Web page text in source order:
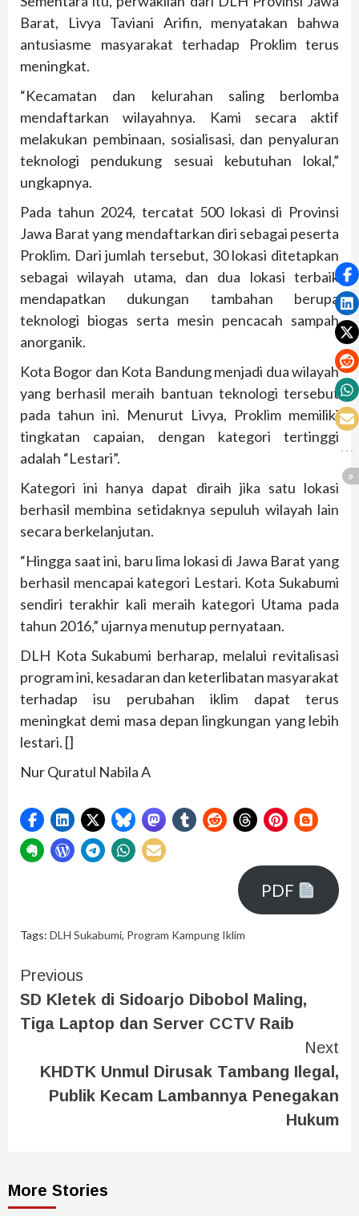
Barat, Livya Taviani Arifin, menyatakan bahwa
antusiasme masyarakat terhadap Proklim terus
meningkat.
“Kecamatan dan kelurahan saling berlomba
mendaftarkan wilayahnya. Kami secara aktif
melakukan pembinaan, sosialisasi, dan penyaluran
teknologi pendukung sesuai kebutuhan lokal,”
ungkapnya.
Pada tahun 2024, tercatat 500 lokasi di Provinsi
Jawa Barat yang mendaftarkan diri sebagai peserta
Proklim. Dari jumlah tersebut, 30 lokasi ditetapkan
sebagai wilayah utama, dan dua lokasi terbaik
mendapatkan dukungan tambahan berupa
teknologi biogas serta mesin pencacah sampah
anorganik.
Kota Bogor dan Kota Bandung menjadi dua wilayah
yang berhasil meraih bantuan teknologi tersebut
pada tahun ini. Menurut Livya, Proklim memiliki
tingkatan capaian, dengan kategori tertinggi
adalah “Lestari”.
Kategori ini hanya dapat diraih jika satu lokasi
berhasil membina setidaknya sepuluh wilayah lain
secara berkelanjutan.
“Hingga saat ini, baru lima lokasi di Jawa Barat yang
berhasil mencapai kategori Lestari. Kota Sukabumi
sendiri terakhir kali meraih kategori Utama pada
tahun 2016,” ujarnya menutup pernyataan.
DLH Kota Sukabumi berharap, melalui revitalisasi
program ini, kesadaran dan keterlibatan masyarakat
terhadap isu perubahan iklim dapat terus
meningkat demi masa depan lingkungan yang lebih
lestari. []
Nur Quratul Nabila A
PDF
Tags: DLH Sukabumi, Program Kampung Iklim
Previous
SD Kletek di Sidoarjo Dibobol Maling,
Tiga Laptop dan Server CCTV Raib
Next
KHDTK Unmul Dirusak Tambang Ilegal,
Publik Kecam Lambannya Penegakan
Hukum
More Stories